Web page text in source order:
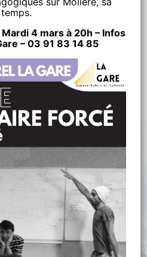
4 mars à 20h – Infos
– 03 91 83 14 85